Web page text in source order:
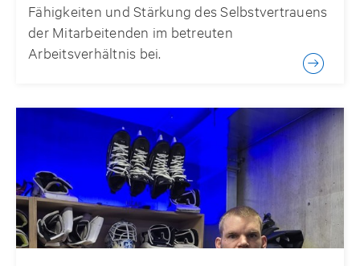
Fähigkeiten und Stärkung des Selbstvertrauens
der Mitarbeitenden im betreuten
Arbeitsverhältnis bei.